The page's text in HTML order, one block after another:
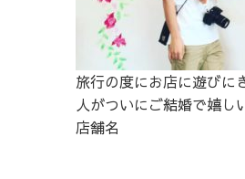
旅行の度にお店に遊びに
人がついにご結婚で嬉し
店舗名